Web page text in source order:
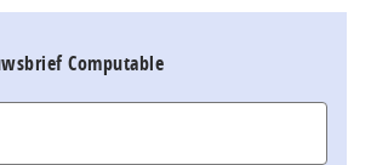
Computable